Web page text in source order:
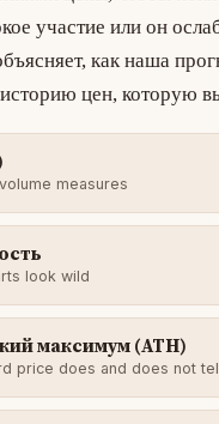
участие или он
как наша
цен, которую
measures
look wild
максимум (ATH)
price does and does not